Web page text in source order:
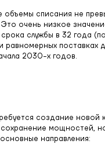
списания не
очень низкое
службы в 32 года
поставках
2030-х годов.
создание новой
мощностей,
направления: